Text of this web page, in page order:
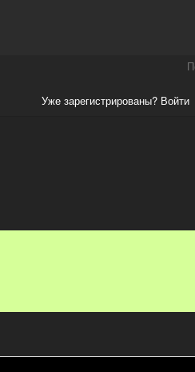
Уже зарегистрированы? Войти